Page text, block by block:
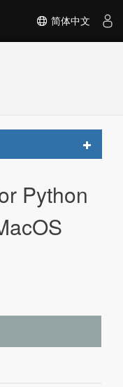
简体中文
Toggle
Python